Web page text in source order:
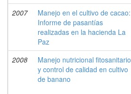
2007
Manejo en el cultivo de cacao:
Informe de pasantías
realizadas en la hacienda La
Paz
2008
Manejo nutricional fitosanitario
y control de calidad en cultivo
de banano